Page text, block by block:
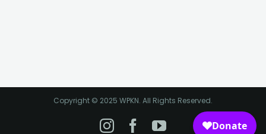
Copyright © 2025 WPKN. All Rights Reserved.
InstagramFacebook
YouTube